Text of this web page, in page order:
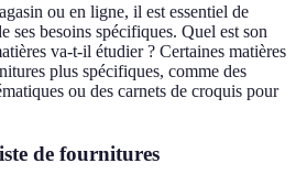
ou en ligne, il est essentiel de
ses besoins spécifiques. Quel est son
va-t-il étudier ? Certaines matières
plus spécifiques, comme des
ou des carnets de croquis pour
de fournitures